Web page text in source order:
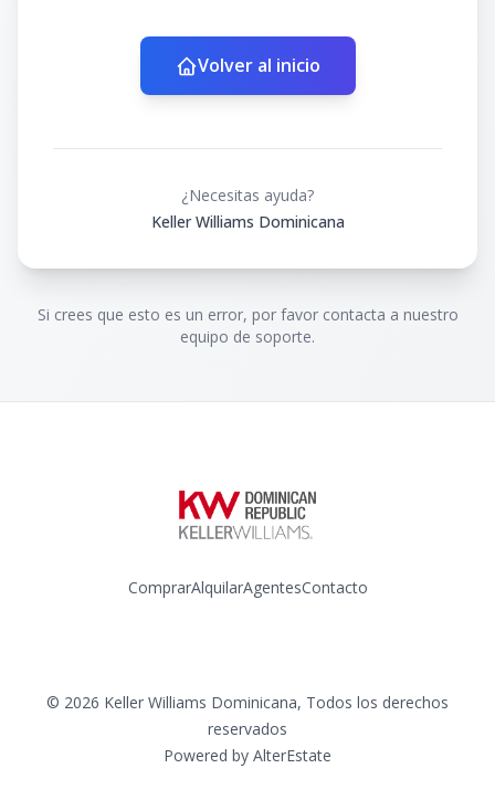
Volver al inicio
¿Necesitas ayuda?
Keller Williams Dominicana
Si crees que esto es un error, por favor contacta a nuestro
equipo de soporte.
ComprarAlquilarAgentesContacto
© 2026 Keller Williams Dominicana, Todos los derechos
reservados
Powered by AlterEstate